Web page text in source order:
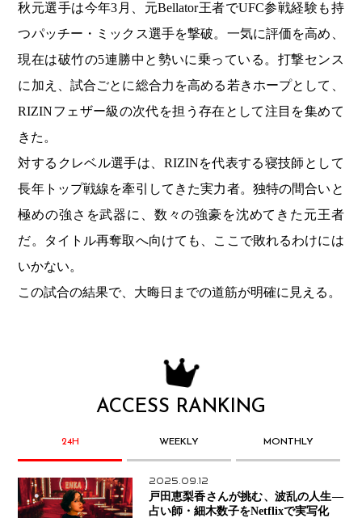
秋元選手は今年3月、元Bellator王者でUFC参戦経験も持
つパッチー・ミックス選手を撃破。一気に評価を高め、
現在は破竹の5連勝中と勢いに乗っている。打撃センス
に加え、試合ごとに総合力を高める若きホープとして、
RIZINフェザー級の次代を担う存在として注目を集めて
きた。
対するクレベル選手は、RIZINを代表する寝技師として
長年トップ戦線を牽引してきた実力者。独特の間合いと
極めの強さを武器に、数々の強豪を沈めてきた元王者
だ。タイトル再奪取へ向けても、ここで敗れるわけには
いかない。
この試合の結果で、大晦日までの道筋が明確に見える。
ACCESS RANKING
24H WEEKLY MONTHLY
2025.09.12
戸田恵梨香さんが挑む、波乱の人生―
占い師・細木数子をNetflixで実写化